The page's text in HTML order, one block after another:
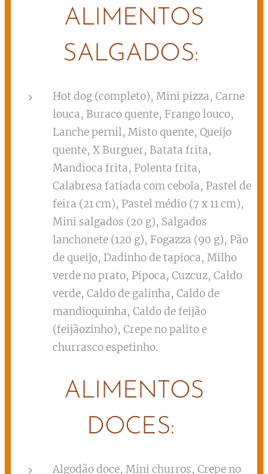
ALIMENTOS
SALGADOS:
Hot dog (completo), Mini pizza, Carne
louca, Buraco quente, Frango louco,
Lanche pernil, Misto quente, Queijo
quente, X Burguer, Batata frita,
Mandioca frita, Polenta frita,
Calabresa fatiada com cebola, Pastel de
feira (21 cm), Pastel médio (7 x 11 cm),
Mini salgados (20 g), Salgados
lanchonete (120 g), Fogazza (90 g), Pão
de queijo, Dadinho de tapioca, Milho
verde no prato, Pipoca, Cuzcuz, Caldo
verde, Caldo de galinha, Caldo de
mandioquinha, Caldo de feijão
(feijãozinho), Crepe no palito e
churrasco espetinho.
ALIMENTOS
DOCES:
Algodão doce, Mini churros, Crepe no